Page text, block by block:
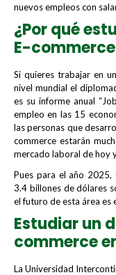
nuevos empleos con
¿Por qué
E-
Si quieres trabajar en
nivel mundial el
es su informe anual
empleo en las 15
las personas que
commerce estarán
mercado laboral de hoy
Pues para el año
3.4 billones de dólares
el futuro de esta área es
Estudiar un
commerce
La Universidad